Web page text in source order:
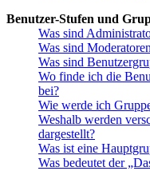
Benutzer-Stufen und
Was sind
Was sind
Was sind
Wo finde ich die
bei?
Wie werde ich
Weshalb werden
dargestellt?
Was ist eine
Was bedeutet der